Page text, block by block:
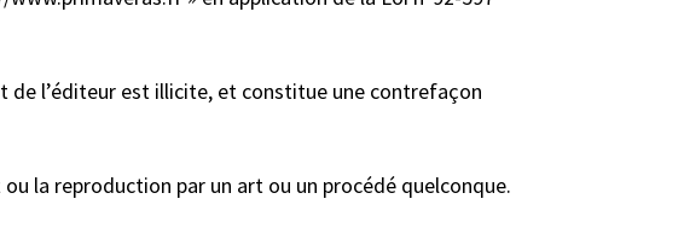
l’éditeur est illicite, et constitue une contrefaçon
la reproduction par un art ou un procédé quelconque.